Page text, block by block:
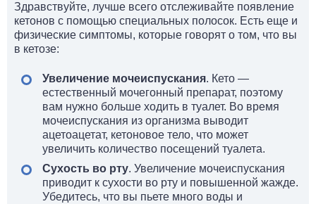
Здравствуйте, лучше всего отслеживайте появление
кетонов с помощью специальных полосок. Есть еще и
физические симптомы, которые говорят о том, что вы
в кетозе:
Увеличение мочеиспускания. Кето —
естественный мочегонный препарат, поэтому
вам нужно больше ходить в туалет. Во время
мочеиспускания из организма выводит
ацетоацетат, кетоновое тело, что может
увеличить количество посещений туалета.
Сухость во рту. Увеличение мочеиспускания
приводит к сухости во рту и повышенной жажде.
Убедитесь, что вы пьете много воды и